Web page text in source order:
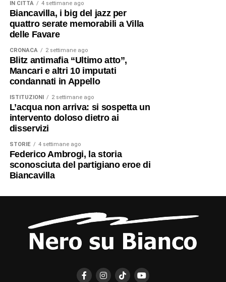
IN CITTÀ 4 settimane ago
Biancavilla, i big del jazz per
quattro serate memorabili a Villa
delle Favare
CRONACA 2 settimane ago
Blitz antimafia “Ultimo atto”,
Mancari e altri 10 imputati
condannati in Appello
ISTITUZIONI 2 settimane ago
L’acqua non arriva: si sospetta un
intervento doloso dietro ai
disservizi
STORIE 4 settimane ago
Federico Ambrogi, la storia
sconosciuta del partigiano eroe di
Biancavilla